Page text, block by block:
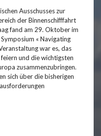
Ausschusses zur
der Binnenschifffahrt
fand am 29. Oktober im
« Navigating
war es, das
und die wichtigsten
zusammenzubringen.
sich über die bisherigen